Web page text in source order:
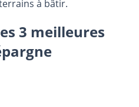
à bâtir.
3 meilleures